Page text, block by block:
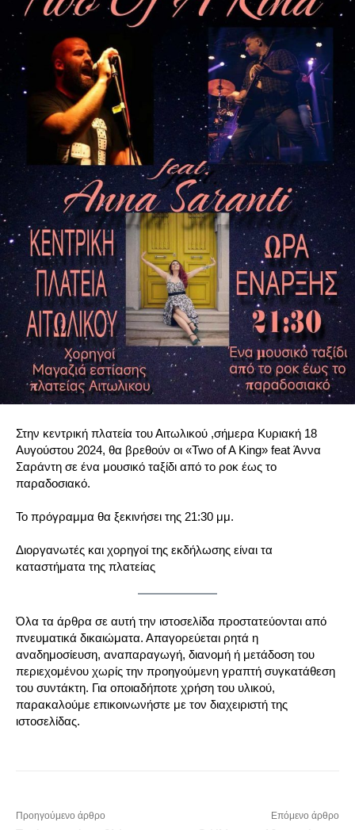
Στην κεντρική πλατεία του Αιτωλικού ,σήμερα Κυριακή 18
Αυγούστου 2024, θα βρεθούν οι «Two of A King» feat Άννα
Σαράντη σε ένα μουσικό ταξίδι από το ροκ έως το
παραδοσιακό.
Το πρόγραμμα θα ξεκινήσει της 21:30 μμ.
Διοργανωτές και χορηγοί της εκδήλωσης είναι τα
καταστήματα της πλατείας
Όλα τα άρθρα σε αυτή την ιστοσελίδα προστατεύονται από
πνευματικά δικαιώματα. Απαγορεύεται ρητά η
αναδημοσίευση, αναπαραγωγή, διανομή ή μετάδοση του
περιεχομένου χωρίς την προηγούμενη γραπτή συγκατάθεση
του συντάκτη. Για οποιαδήποτε χρήση του υλικού,
παρακαλούμε επικοινωνήστε με τον διαχειριστή της
ιστοσελίδας.
Προηγούμενο άρθρο Επόμενο άρθρο